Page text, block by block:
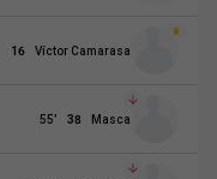
16 Víctor Camarasa
38 Masca
55’